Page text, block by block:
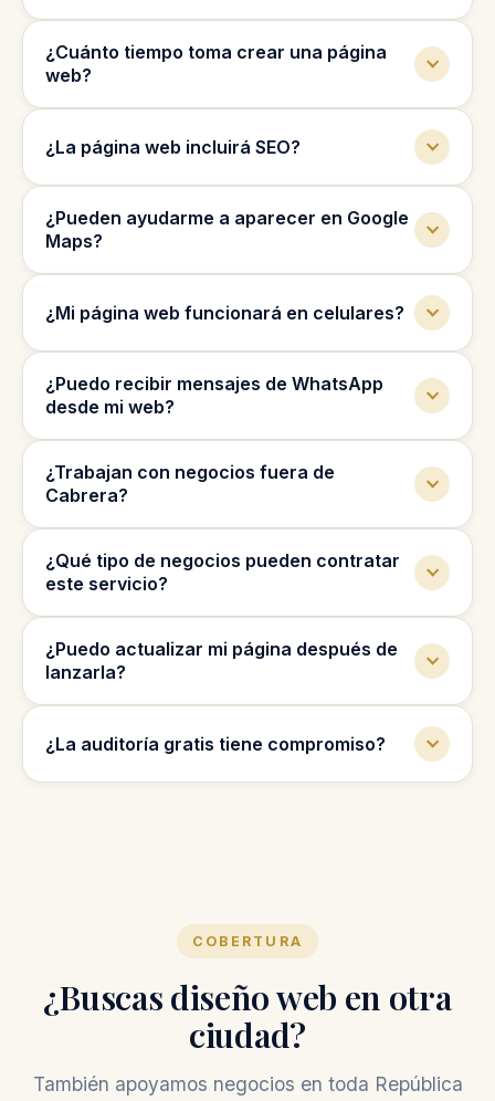
de páginas y funciones que necesita tu
negocio.
¿Cuánto tiempo toma crear una página
web?
2 a 4 semanas, según el tamaño del
¿La página web incluirá SEO?
SEO para ayudarla a aparecer en Google.
¿Pueden ayudarme a aparecer en Google
Maps?
Google Business para mejorar tu visibilidad
¿Mi página web funcionará en celulares?
bien en celulares, tablets y computadoras.
¿Puedo recibir mensajes de WhatsApp
desde mi web?
para que los clientes te contacten por
WhatsApp.
¿Trabajan con negocios fuera de
Cabrera?
República Dominicana y también de forma
remota.
¿Qué tipo de negocios pueden contratar
este servicio?
inmobiliarias, contables, clínicas de fertilidad
y más.
¿Puedo actualizar mi página después de
lanzarla?
y mantenimiento después del lanzamiento.
¿La auditoría gratis tiene compromiso?
COBERTURA
¿Buscas diseño web en otra
ciudad?
También apoyamos negocios en toda República